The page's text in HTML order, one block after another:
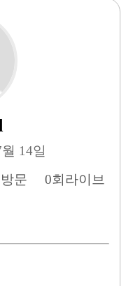
14일
문 0회 라이브